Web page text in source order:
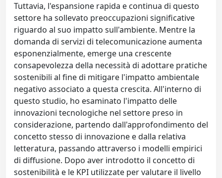
Tuttavia, l'espansione rapida e continua di questo
settore ha sollevato preoccupazioni significative
riguardo al suo impatto sull'ambiente. Mentre la
domanda di servizi di telecomunicazione aumenta
esponenzialmente, emerge una crescente
consapevolezza della necessità di adottare pratiche
sostenibili al fine di mitigare l'impatto ambientale
negativo associato a questa crescita. All'interno di
questo studio, ho esaminato l'impatto delle
innovazioni tecnologiche nel settore preso in
considerazione, partendo dall'approfondimento del
concetto stesso di innovazione e dalla relativa
letteratura, passando attraverso i modelli empirici
di diffusione. Dopo aver introdotto il concetto di
sostenibilità e le KPI utilizzate per valutare il livello